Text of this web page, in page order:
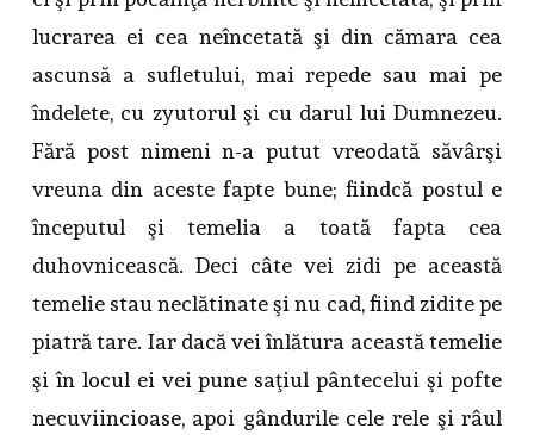
lucrarea ei cea neîncetată şi din cămara cea
ascunsă a sufletului, mai repede sau mai pe
îndelete, cu zyutorul şi cu darul lui Dumnezeu.
Fără post nimeni n-a putut vreodată săvârşi
vreuna din aceste fapte bune; fiindcă postul e
începutul şi temelia a toată fapta cea
duhovnicească. Deci câte vei zidi pe această
temelie stau neclătinate şi nu cad, fiind zidite pe
piatră tare. Iar dacă vei înlătura această temelie
şi în locul ei vei pune saţiul pântecelui şi pofte
necuviincioase, apoi gândurile cele rele şi râul